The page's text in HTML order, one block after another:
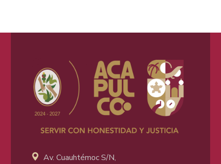
Av. Cuauhtémoc S/N,